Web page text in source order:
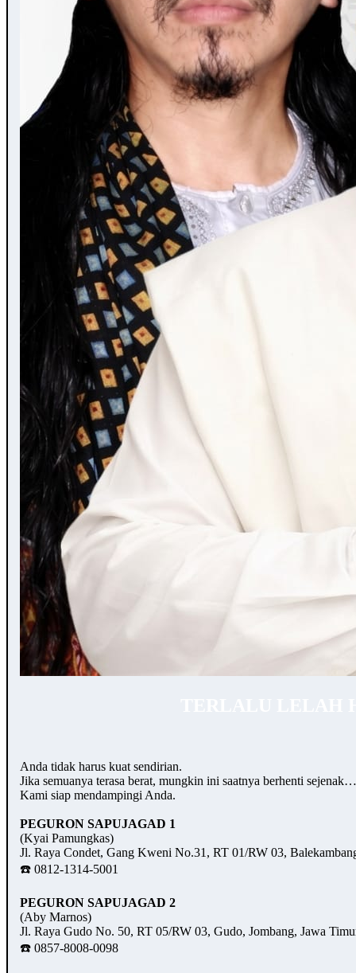
Anda tidak harus kuat sendirian.
Jika semuanya terasa berat, mungkin ini saatnya berhenti
Kami siap mendampingi Anda.
PEGURON SAPUJAGAD 1
(Kyai Pamungkas)
Jl. Raya Condet, Gang Kweni No.31, RT 01/RW 03,
☎️ 0812-1314-5001
PEGURON SAPUJAGAD 2
(Aby Marnos)
Jl. Raya Gudo No. 50, RT 05/RW 03, Gudo, Jombang, Jawa
☎️ 0857-8008-0098